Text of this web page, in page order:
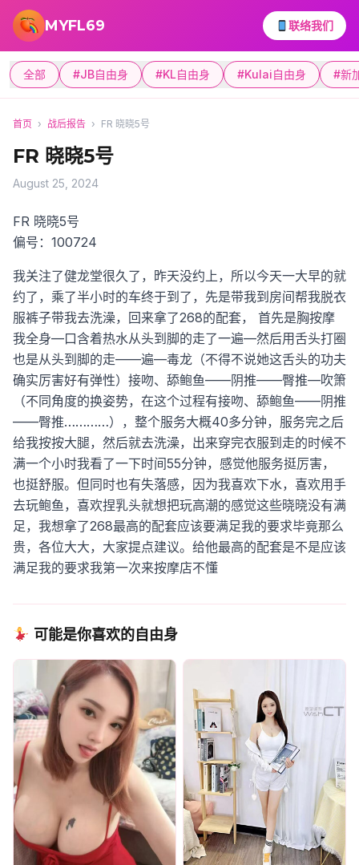
跳转到主要内容
MYFL69 联络我们
全部 #JB自由身 #KL自由身 #Kulai自由身 #新
首页 › 战后报告 › FR 晓晓5号
FR 晓晓5号
August 25, 2024
FR 晓晓5号
偏号：100724
我关注了健龙堂很久了，昨天没约上，所以今天一大早的就
约了，乘了半小时的车终于到了，先是带我到房间帮我脱衣
服裤子带我去洗澡，回来拿了268的配套， 首先是胸按摩
我全身—口含着热水从头到脚的走了一遍—然后用舌头打圈
也是从头到脚的走——遍—毒龙（不得不说她这舌头的功夫
确实厉害好有弹性）接吻、舔鲍鱼——阴推——臀推—吹箫
（不同角度的换姿势，在这个过程有接吻、舔鲍鱼——阴推
——臀推…………），整个服务大概40多分钟，服务完之后
给我按按大腿，然后就去洗澡，出来穿完衣服到走的时候不
满一个小时我看了一下时间55分钟，感觉他服务挺厉害，
也挺舒服。但同时也有失落感，因为我喜欢下水，喜欢用手
去玩鲍鱼，喜欢捏乳头就想把玩高潮的感觉这些晓晓没有满
足，我想拿了268最高的配套应该要满足我的要求毕竟那么
贵，各位大大，大家提点建议。给他最高的配套是不是应该
满足我的要求我第一次来按摩店不懂
可能是你喜欢的自由身